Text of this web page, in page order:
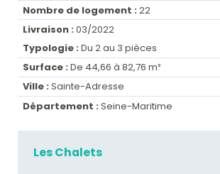
Nombre de logement : 22
Livraison : 03/2022
Typologie : Du 2 au 3 pièces
Surface : De 44,66 à 82,76 m²
Ville : Sainte-Adresse
Département : Seine-Maritime
Les Chalets